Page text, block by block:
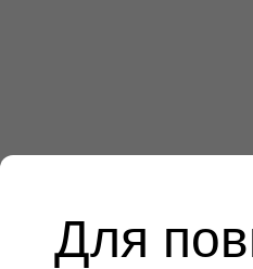
Для